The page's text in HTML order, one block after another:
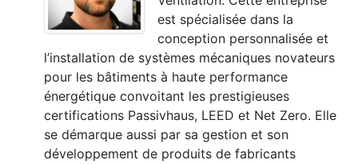
est spécialisée dans la
conception personnalisée et
l’installation de systèmes mécaniques novateurs
pour les bâtiments à haute performance
énergétique convoitant les prestigieuses
certifications Passivhaus, LEED et Net Zero. Elle
se démarque aussi par sa gestion et son
développement de produits de fabricants